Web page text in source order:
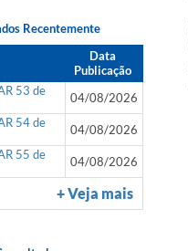
Recentemente
Data
Publicação
53 de
04/08/2026
54 de
04/08/2026
55 de
04/08/2026
+ Veja mais